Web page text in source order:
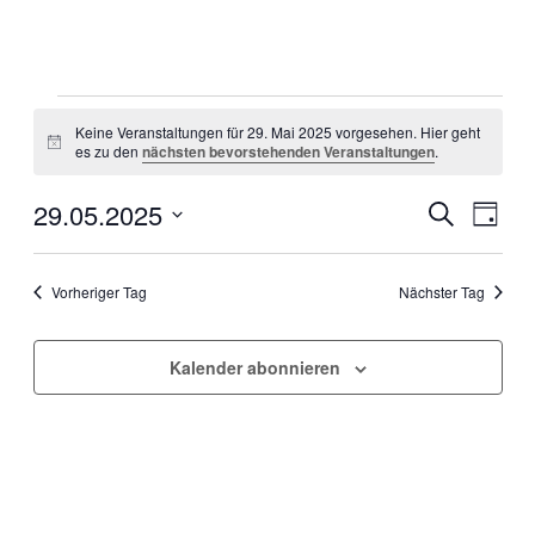
Hinweis
Keine Veranstaltungen für 29. Mai 2025 vorgesehen. Hier geht
es zu dennächsten bevorstehenden Veranstaltungen.
Suche
Tag
29.05.2025
Vorheriger Tag
Nächster Tag
Kalender abonnieren